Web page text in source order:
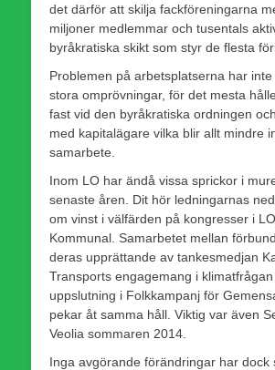
det därför att skilja fackföreningarna
miljoner medlemmar och tusentals
byråkratiska skikt som styr de flesta
Problemen på arbetsplatserna har
stora omprövningar, för det mesta
fast vid den byråkratiska ordningen
med kapitalägare vilka blir allt mindre
samarbete.
Inom LO har ändå vissa sprickor i
senaste åren. Dit hör ledningarnas
om vinst i välfärden på kongresser i
Kommunal. Samarbetet mellan
deras upprättande av tankesmedjan
Transports engagemang i
uppslutning i Folkkampanj för
pekar åt samma håll. Viktig var även
Veolia sommaren 2014.
Inga avgörande förändringar har dock